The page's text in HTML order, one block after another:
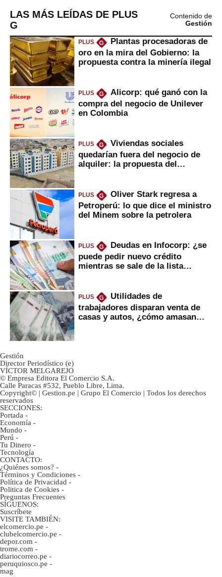
LAS MÁS LEÍDAS DE PLUS
G
Contenido de
Gestión
PLUS G
Plantas procesadoras de
oro en la mira del Gobierno: la
propuesta contra la minería ilegal
PLUS G
Alicorp: qué ganó con la
compra del negocio de Unilever
en Colombia
PLUS G
Viviendas sociales
quedarían fuera del negocio de
alquiler: la propuesta del
PLUS G
Oliver Stark regresa a
Petroperú: lo que dice el ministro
del Minem sobre la petrolera
PLUS G
Deudas en Infocorp: ¿se
puede pedir nuevo crédito
mientras se sale de la lista
PLUS G
Utilidades de
trabajadores disparan venta de
casas y autos, ¿cómo amasan
Gestión
Director Periodístico (e)
VÍCTOR MELGAREJO
© Empresa Editora El Comercio S.A.
Calle Paracas #532, Pueblo Libre, Lima.
Copyright© | Gestion.pe | Grupo El Comercio | Todos los derechos
reservados
SECCIONES:
Portada -
Economía -
Mundo -
Perú -
Tu Dinero -
Tecnología
CONTACTO:
¿Quiénes somos? -
Términos y Condiciones -
Política de Privacidad -
Politica de Cookies -
Preguntas Frecuentes
SÍGUENOS:
Suscríbete
VISITE TAMBIÉN:
elcomercio.pe -
clubelcomercio.pe -
depor.com -
trome.com -
diariocorreo.pe -
peruquiosco.pe -
mag